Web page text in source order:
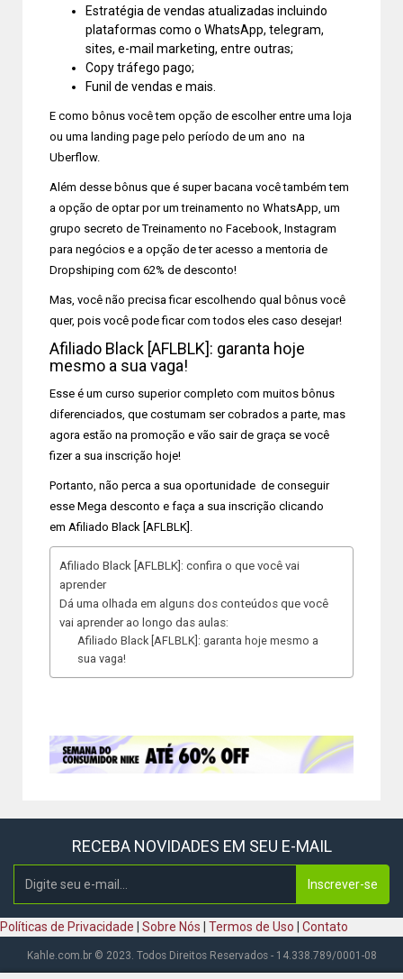
Estratégia de vendas atualizadas incluindo
plataformas como o WhatsApp, telegram,
sites, e-mail marketing, entre outras;
Copy tráfego pago;
Funil de vendas e mais.
E como bônus você tem opção de escolher entre uma loja
ou uma landing page pelo período de um ano na
Uberflow.
Além desse bônus que é super bacana você também tem
a opção de optar por um treinamento no WhatsApp, um
grupo secreto de Treinamento no Facebook, Instagram
para negócios e a opção de ter acesso a mentoria de
Dropshiping com 62% de desconto!
Mas, você não precisa ficar escolhendo qual bônus você
quer, pois você pode ficar com todos eles caso desejar!
Afiliado Black [AFLBLK]: garanta hoje
mesmo a sua vaga!
Esse é um curso superior completo com muitos bônus
diferenciados, que costumam ser cobrados a parte, mas
agora estão na promoção e vão sair de graça se você
fizer a sua inscrição hoje!
Portanto, não perca a sua oportunidade de conseguir
esse Mega desconto e faça a sua inscrição clicando
em Afiliado Black [AFLBLK].
Afiliado Black [AFLBLK]: confira o que você vai
aprender
Dá uma olhada em alguns dos conteúdos que você
vai aprender ao longo das aulas:
Afiliado Black [AFLBLK]: garanta hoje mesmo a
sua vaga!
RECEBA NOVIDADES EM SEU E-MAIL
Inscrever-se
Políticas de Privacidade Sobre Nós Termos de Uso Contato
Kahle.com.br © 2023. Todos Direitos Reservados - 14.338.789/0001-08